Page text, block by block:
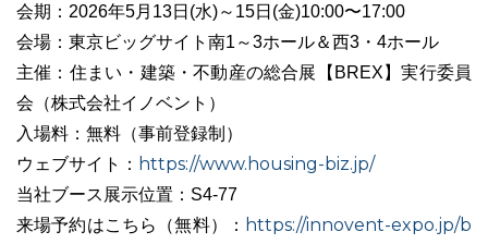
03-6689-1791
会期：2026年5月13日(水)～15日(金)10:00〜17:00
会場：東京ビッグサイト南1～3ホール＆西3・4ホール
主催：住まい・建築・不動産の総合展【BREX】実行委員
会（株式会社イノベント）
入場料：無料（事前登録制）
ウェブサイト： https://www.housing-biz.jp/
当社ブース展示位置：S4-77
来場予約はこちら（無料）： https://innovent-expo.jp/b